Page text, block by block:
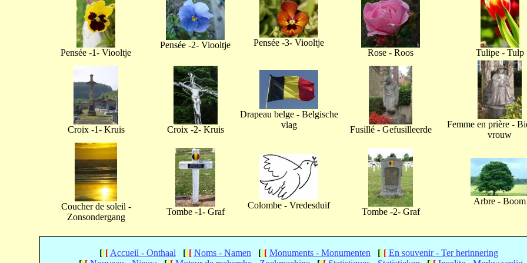
Pensée -1- Viooltje
Pensée -2- Viooltje
Pensée -3- Viooltje
Rose - Roos
Tulipe - Tulp
Croix -1- Kruis Croix -2- Kruis
Drapeau belge - Belgische
vlag
Fusillé - Gefusilleerde
Femme en prière -
vrouw
Coucher de soleil -
Zonsondergang
Tombe -1- Graf
Colombe - Vredesduif
Tombe -2- Graf
Arbre - Boom
[[[ Accueil - Onthaal [[[ Noms - Namen [[[ Monuments - Monumenten [[[ En souvenir - Ter herinnering